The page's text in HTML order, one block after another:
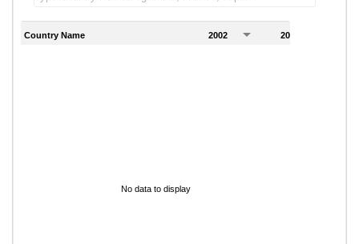
Country Name 2002 2003
No data to display